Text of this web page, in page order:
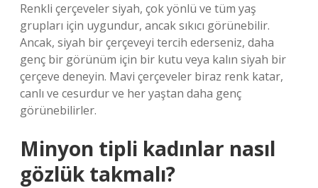
Renkli çerçeveler siyah, çok yönlü ve tüm yaş
grupları için uygundur, ancak sıkıcı görünebilir.
Ancak, siyah bir çerçeveyi tercih ederseniz, daha
genç bir görünüm için bir kutu veya kalın siyah bir
çerçeve deneyin. Mavi çerçeveler biraz renk katar,
canlı ve cesurdur ve her yaştan daha genç
görünebilirler.
Minyon tipli kadınlar nasıl
gözlük takmalı?